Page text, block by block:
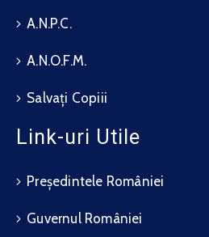
A.N.P.C.
A.N.O.F.M.
Salvați Copiii
Link-uri Utile
Președintele României
Guvernul României